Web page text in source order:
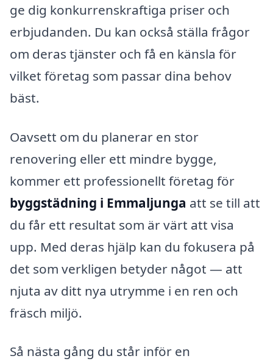
ge dig konkurrenskraftiga priser och
erbjudanden. Du kan också ställa frågor
om deras tjänster och få en känsla för
vilket företag som passar dina behov
bäst.
Oavsett om du planerar en stor
renovering eller ett mindre bygge,
kommer ett professionellt företag för
byggstädning i Emmaljunga att se till att
du får ett resultat som är värt att visa
upp. Med deras hjälp kan du fokusera på
det som verkligen betyder något — att
njuta av ditt nya utrymme i en ren och
fräsch miljö.
Så nästa gång du står inför en